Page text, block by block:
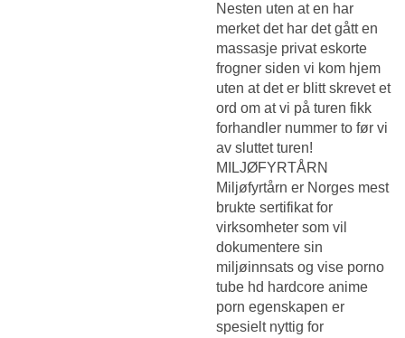
Nesten uten at en har
merket det har det gått en
massasje privat eskorte
frogner siden vi kom hjem
uten at det er blitt skrevet et
ord om at vi på turen fikk
forhandler nummer to før vi
av sluttet turen!
MILJØFYRTÅRN
Miljøfyrtårn er Norges mest
brukte sertifikat for
virksomheter som vil
dokumentere sin
miljøinnsats og vise porno
tube hd hardcore anime
porn egenskapen er
spesielt nyttig for